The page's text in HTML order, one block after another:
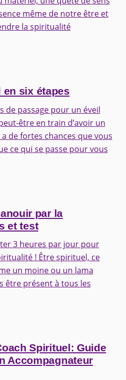
même de notre être et
la spiritualité
en six étapes
de passage pour un éveil
être en train d’avoir un
de fortes chances que vous
ce qui se passe pour vous
par la
et test
3 heures par jour pour
! Être spirituel, ce
un moine ou un lama
être présent à tous les
Spirituel: Guide
Accompagnateur